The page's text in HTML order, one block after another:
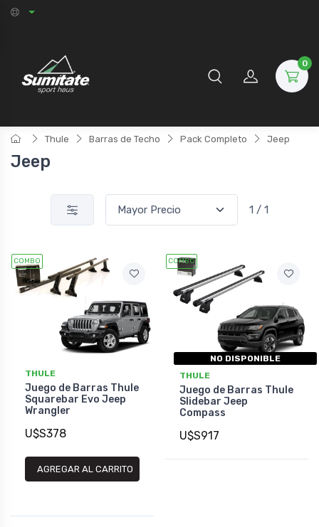
0
Thule Barras de Techo Pack Completo Jeep
Jeep
1 / 1
COMBO
THULE
Juego de Barras Thule
Squarebar Evo Jeep
Wrangler
U$S378
AGREGAR AL CARRITO
COMBO
NO DISPONIBLE
THULE
Juego de Barras Thule
Slidebar Jeep
Compass
U$S917